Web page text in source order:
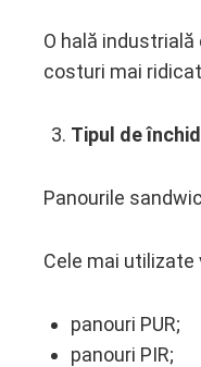
O hală
costuri mai
Tipul de
Panourile
Cele mai
panouri PUR;
panouri PIR;